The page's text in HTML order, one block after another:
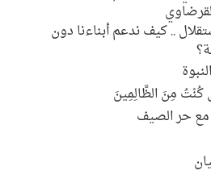
.. كيف ندعم أبناءنا دون
كُنْتُ مِنَ الظَّالِمِينَ
مع حر الصيف